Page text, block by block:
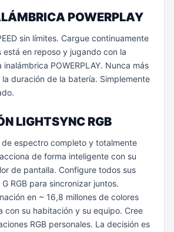
POWERPLAY
sin límites. Cargue continuamente
está en reposo y jugando con la
POWERPLAY. Nunca más
duración de la batería. Simplemente
LIGHTSYNC RGB
de espectro completo y totalmente
de forma inteligente con su
de pantalla. Configure todos sus
RGB para sincronizar juntos.
en ~ 16,8 millones de colores
con su habitación y su equipo. Cree
RGB personales. La decisión es